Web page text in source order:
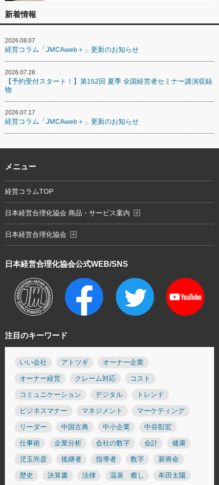
新着情報
2026.08.07
経営コラム「JMCAweb＋」更新のお知らせ
2026.07.28
【予約受付スタート！】第152回 夏季 全国経営者セミナー講演収録
物
2026.07.17
経営コラム「JMCAweb＋」更新のお知らせ
注目のキーワード
いい会社 アトツギ オーナー企業
オーナー経営 クレーム対応 コスト
コミュニケーション デジタル トレンド
ビジネスマナー マネジメント マーケティング
リーダー 中国古典 中小企業 中谷彰宏
仕事術 企業分析 会社の数字 会計 健康
児玉尚彦 後継者 指導者 数字 新将命
歴史 決算書 法律 温泉 癒し 牟田太陽
日本経営合理化協会公式WEB/SNS
メニュー
経営コラムTOP
日本経営合理化協会 商品・サービス案内 exit_to_app
日本経営合理化協会 exit_to_app